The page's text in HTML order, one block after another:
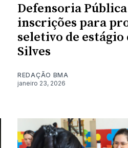
Defensoria
inscrições para
seletivo de estágio
Silves
REDAÇÃO BMA
janeiro 23, 2026